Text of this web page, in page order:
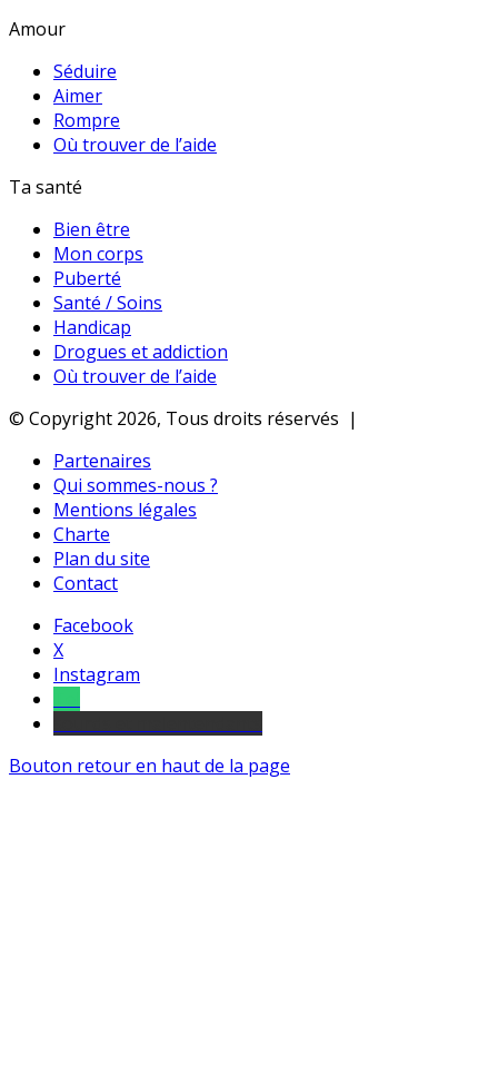
Amour
Séduire
Aimer
Rompre
Où trouver de l’aide
Ta santé
Bien être
Mon corps
Puberté
Santé / Soins
Handicap
Drogues et addiction
Où trouver de l’aide
© Copyright 2026, Tous droits réservés |
Partenaires
Qui sommes-nous ?
Mentions légales
Charte
Plan du site
Contact
Facebook
X
Instagram
Bouton retour en haut de la page